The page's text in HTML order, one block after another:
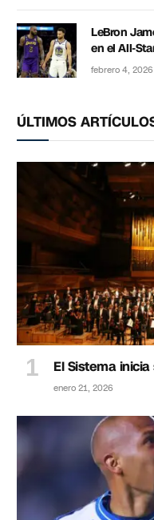
LeBron
en el All-
febrero 4, 2026
ÚLTIMOS
El Sistema
enero 21, 2026